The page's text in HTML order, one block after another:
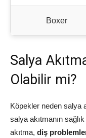
Boxer
Salya
Olabilir mi?
Köpekler neden salya
salya akıtmanın
akıtma, diş